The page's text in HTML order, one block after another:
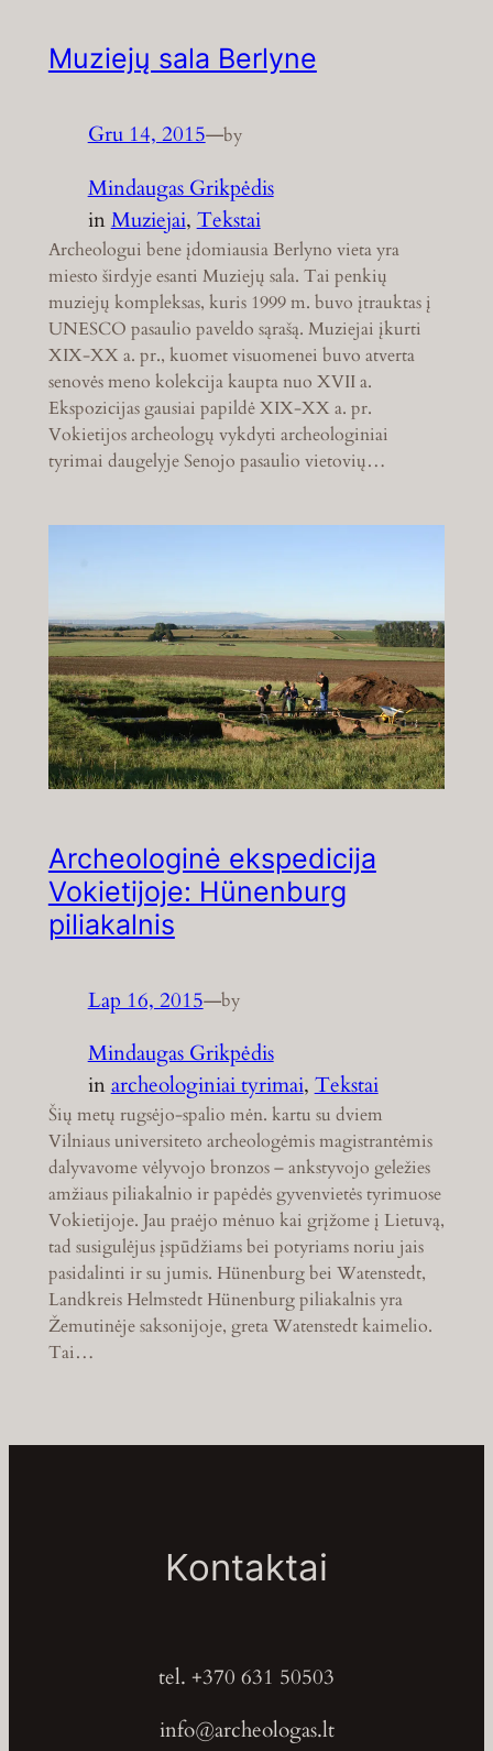
Muziejų sala Berlyne
Gru 14, 2015—by
Mindaugas Grikpėdis
inMuziejai, Tekstai
Archeologui bene įdomiausia Berlyno vieta yra
miesto širdyje esanti Muziejų sala. Tai penkių
muziejų kompleksas, kuris 1999 m. buvo įtrauktas į
UNESCO pasaulio paveldo sąrašą. Muziejai įkurti
XIX-XX a. pr., kuomet visuomenei buvo atverta
senovės meno kolekcija kaupta nuo XVII a.
Ekspozicijas gausiai papildė XIX-XX a. pr.
Vokietijos archeologų vykdyti archeologiniai
tyrimai daugelyje Senojo pasaulio vietovių…
Archeologinė ekspedicija
Vokietijoje: Hünenburg
piliakalnis
Lap 16, 2015—by
Mindaugas Grikpėdis
inarcheologiniai tyrimai, Tekstai
Šių metų rugsėjo-spalio mėn. kartu su dviem
Vilniaus universiteto archeologėmis magistrantėmis
dalyvavome vėlyvojo bronzos – ankstyvojo geležies
amžiaus piliakalnio ir papėdės gyvenvietės tyrimuose
Vokietijoje. Jau praėjo mėnuo kai grįžome į Lietuvą,
tad susigulėjus įspūdžiams bei potyriams noriu jais
pasidalinti ir su jumis. Hünenburg bei Watenstedt,
Landkreis Helmstedt Hünenburg piliakalnis yra
Žemutinėje saksonijoje, greta Watenstedt kaimelio.
Tai…
Kontaktai
tel. +370 631 50503
info@archeologas.lt